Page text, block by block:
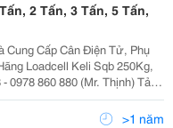
2 Tấn, 3 Tấn, 5 Tấn,
Cung Cấp Cân Điện Tử, Phụ
Loadcell Keli Sqb 250Kg,
0978 860 880 (Mr. Thịnh) Tải
750Kg, 1T, 2T, 5T, 7.5T,
Tiêu Chuẩn Quốc T
>1 năm